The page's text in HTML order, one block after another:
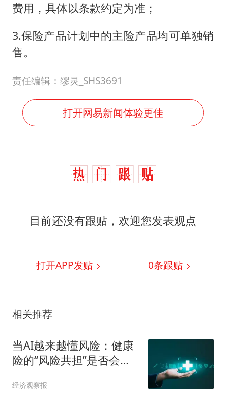
费用，具体以条款约定为准；
3.保险产品计划中的主险产品均可单独销
售。
责任编辑：缪灵_SHS3691
打开网易新闻体验更佳
目前还没有跟贴，欢迎您发表观点
打开APP发贴 0条跟贴
相关推荐
当AI越来越懂风险：健康
险的“风险共担”是否会被
经济观察报